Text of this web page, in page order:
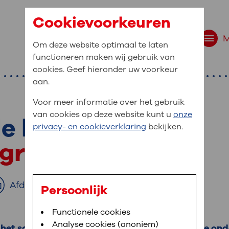
navigatie
bent u naar op
Bloedafname,MijnOLVG,Digitalisering
medische gegevens
In MijnOLVG kunt u uw medische
het u uitkomt. OLVG breidt MijnOLVG
borst
Afdrukken
Cookievoorkeuren
Om deze website optimaal te laten
functioneren maken wij gebruik van
cookies. Geef hieronder uw voorkeur
aan.
Voor meer informatie over het gebruik
van cookies op deze website kunt u onze
privacy- en cookieverklaring bekijken.
Persoonlijk
Functionele cookies
Analyse cookies (anoniem)